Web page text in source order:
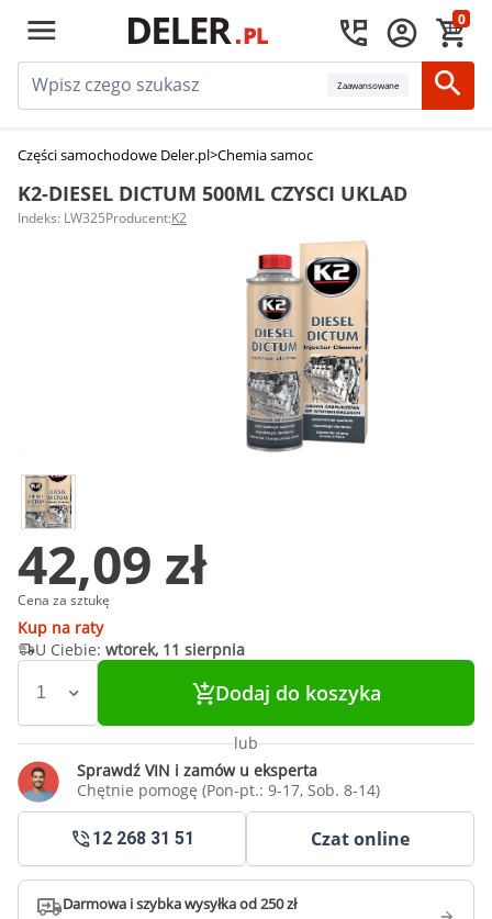
0
Zaawansowane
Części samochodowe Deler.pl>Chemia samochodowa
K2-DIESEL DICTUM 500ML CZYSCI UKLAD
Indeks: LW325Producent:K2
42,09 zł
Cena za sztukę
Kup na raty
U Ciebie: wtorek, 11 sierpnia
Dodaj do koszyka
lub
Sprawdź VIN i zamów u eksperta
Chętnie pomogę (Pon-pt.: 9-17, Sob. 8-14)
12 268 31 51 Czat online
Darmowa i szybka wysyłka od 250 zł